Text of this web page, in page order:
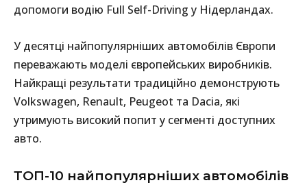
допомоги водію Full Self-Driving у Нідерландах.
У десятці найпопулярніших автомобілів Європи
переважають моделі європейських виробників.
Найкращі результати традиційно демонструють
Volkswagen, Renault, Peugeot та Dacia, які
утримують високий попит у сегменті доступних
авто.
ТОП-10 найпопулярніших автомобілів